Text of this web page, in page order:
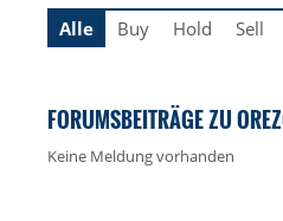
Alle Buy Hold Sell
FORUMSBEITRÄGE ZU
Keine Meldung vorhanden